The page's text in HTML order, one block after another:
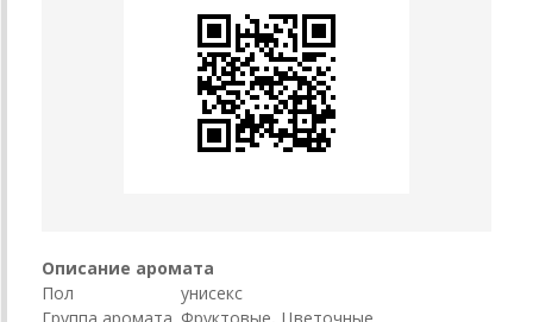
Описание аромата
Пол
унисекс
Группа аромата Фруктовые, Цветочные